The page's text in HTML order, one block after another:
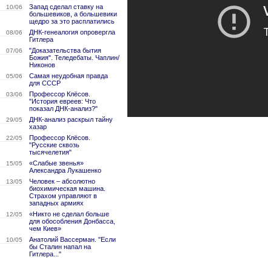
10/06
Запад сделал ставку на
большевиков, а большевики
щедро за это расплатились
08/06
ДНК-генеалогия опровергла
Гитлера
07/06
"Доказательства бытия
Божия". Теледебаты. Чаплин/
Никонов
05/06
Самая неудобная правда
для СССР
03/06
Профессор Клёсов.
"История евреев: Что
показал ДНК-анализ?"
29/05
ДНК-анализ раскрыл тайну
хазар
22/05
Профессор Клёсов.
"Русские сквозь
тысячелетия"
15/05
«Слабые звенья»
Александра Лукашенко
13/05
Человек – абсолютно
биохимическая машина.
Страхом управляют в
западных армиях
12/05
«Никто не сделал больше
для обособления Донбасса,
чем Киев»
10/05
Анатолий Вассерман. "Если
бы Сталин напал на
Гитлера..."